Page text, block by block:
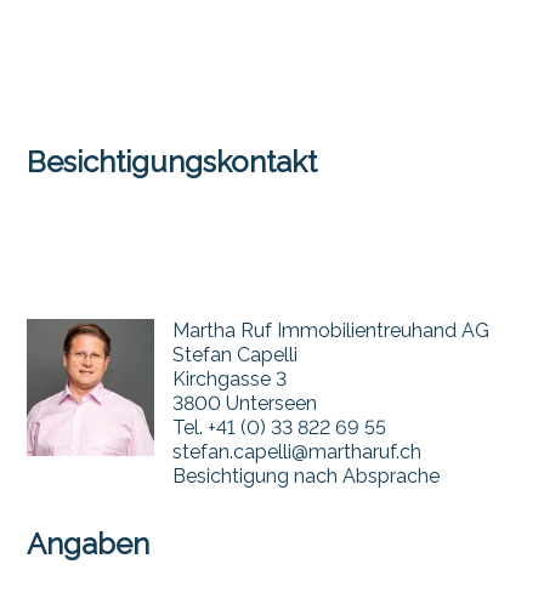
Besichtigungskontakt
Martha Ruf Immobilientreuhand AG
Stefan Capelli
Kirchgasse 3
3800 Unterseen
Tel. +41 (0) 33 822 69 55
stefan.capelli@martharuf.ch
Besichtigung nach Absprache
Angaben